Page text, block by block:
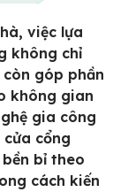
việc lựa
không chỉ
góp phần
không gian
gia công
cửa cổng
bỉ theo
cách kiến